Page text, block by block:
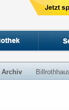
Archiv